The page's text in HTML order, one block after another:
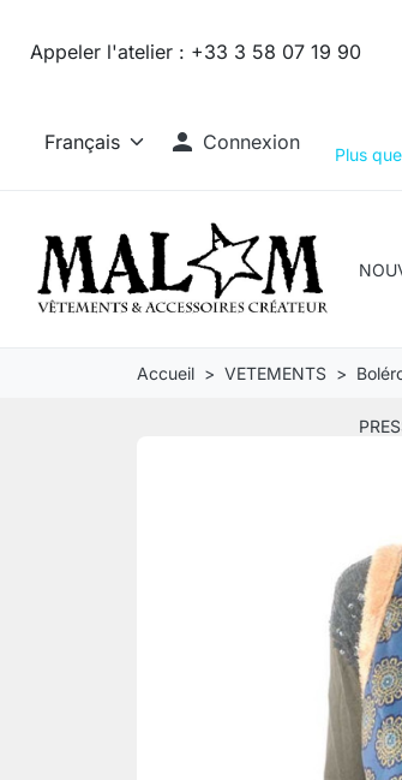
Appeler l'atelier : +33 3 58 07 19 90
 Connexion
Plus
Accueil VETEMENTS